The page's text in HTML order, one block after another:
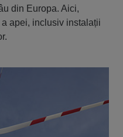
din Europa. Aici,
apei, inclusiv instalații